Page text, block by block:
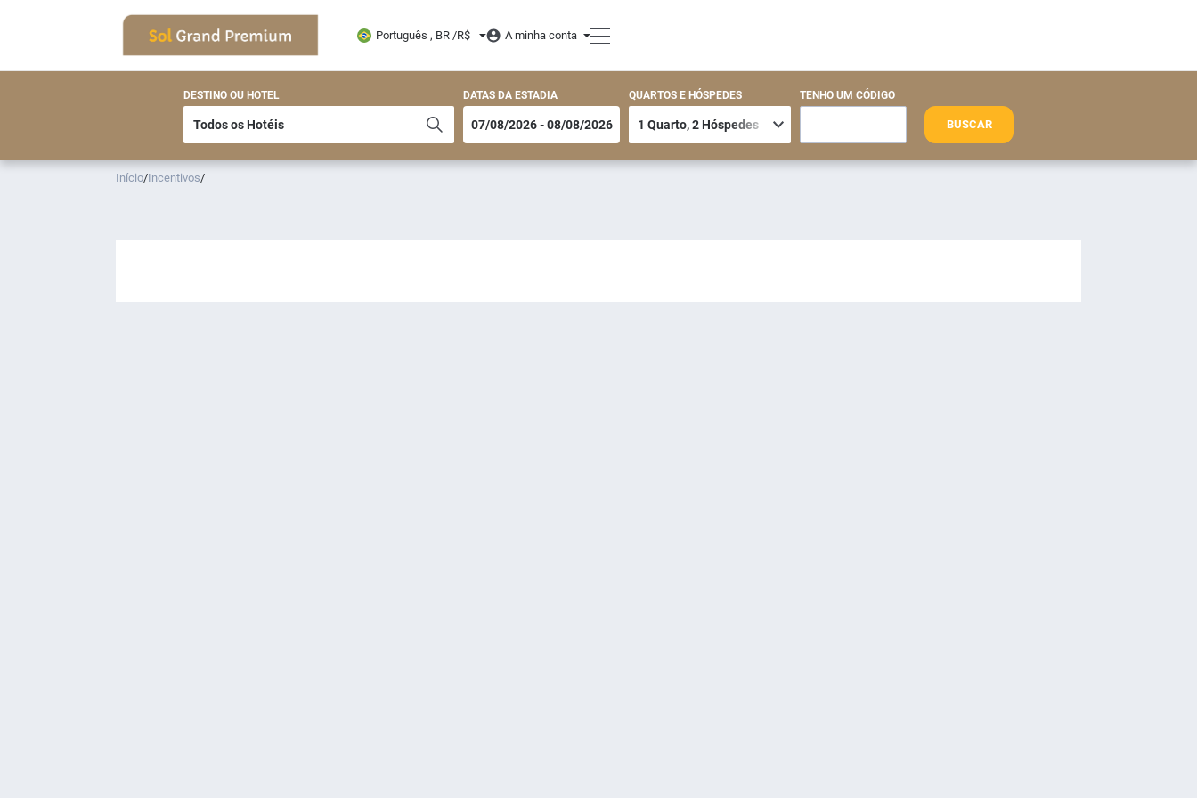
Português , BR /R$ A minha conta
DESTINO OU HOTEL DATAS DA ESTADIA QUARTOS E HÓSPEDES TENHO UM CÓDIGO
BUSCAR
Início/Incentivos/